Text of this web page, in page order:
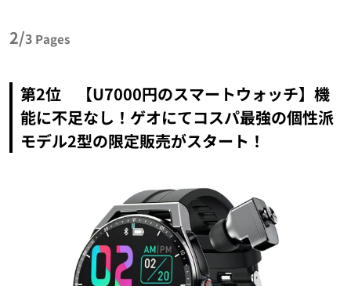
2/3 Pages
第2位 【U7000円のスマートウォッチ】機
能に不足なし！ゲオにてコスパ最強の個性派
モデル2型の限定販売がスタート！